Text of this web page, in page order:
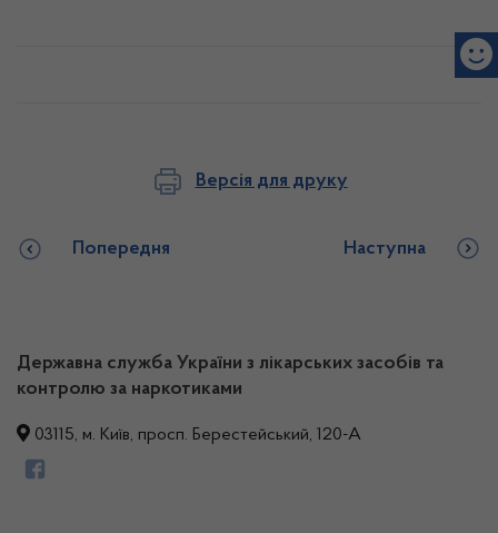
Версія для друку
Попередня Наступна
Державна служба України з лікарських засобів та
контролю за наркотиками
03115, м. Київ, просп. Берестейський, 120-А